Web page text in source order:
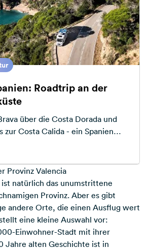
Roadtrip an der
über die Costa Dorada und
zur Costa Calida - ein Spanien
Provinz Valencia
natürlich das unumstrittene
Provinz. Aber es gibt
andere Orte, die einen Ausflug wert
eine kleine Auswahl vor:
Einwohner-Stadt mit ihrer
Jahre alten Geschichte ist in